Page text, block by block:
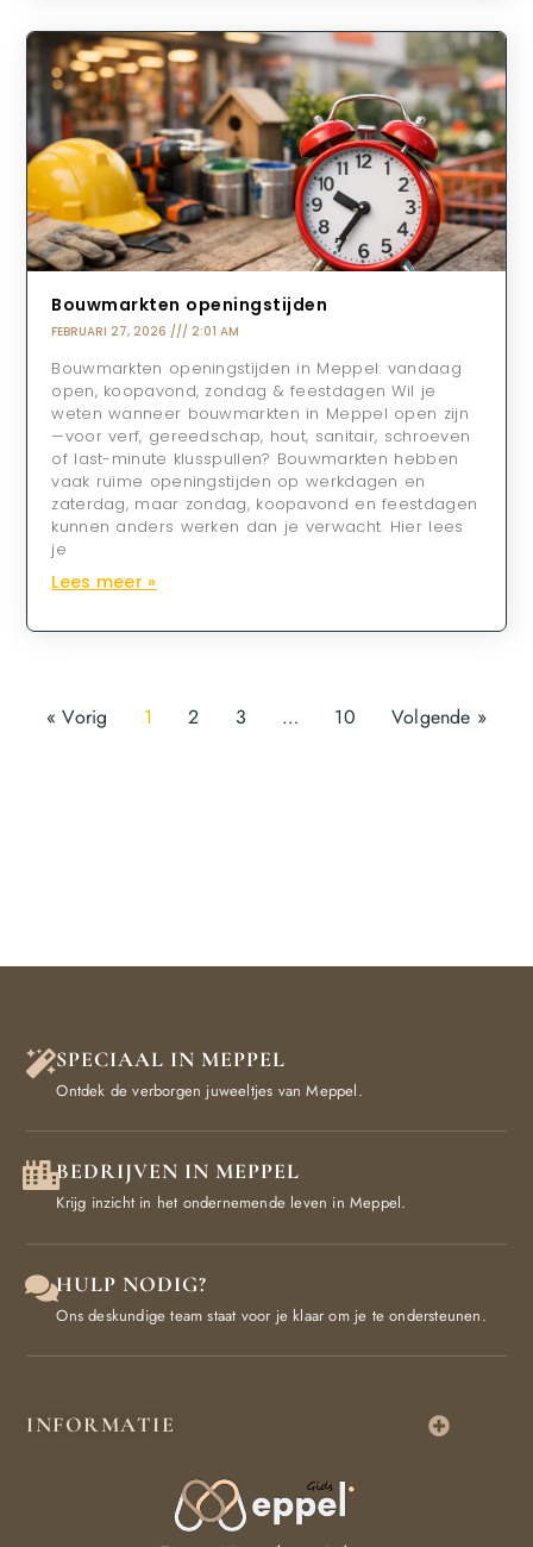
Bouwmarkten openingstijden
FEBRUARI 27, 2026 2:01 AM
Bouwmarkten openingstijden in Meppel: vandaag
open, koopavond, zondag & feestdagen Wil je
weten wanneer bouwmarkten in Meppel open zijn
—voor verf, gereedschap, hout, sanitair, schroeven
of last-minute klusspullen? Bouwmarkten hebben
vaak ruime openingstijden op werkdagen en
zaterdag, maar zondag, koopavond en feestdagen
kunnen anders werken dan je verwacht. Hier lees
je
Lees meer »
« Vorig 1 2 3 … 10 Volgende »
SPECIAAL IN MEPPEL
Ontdek de verborgen juweeltjes van Meppel.
BEDRIJVEN IN MEPPEL
Krijg inzicht in het ondernemende leven in Meppel.
HULP NODIG?
Ons deskundige team staat voor je klaar om je te ondersteunen.
INFORMATIE